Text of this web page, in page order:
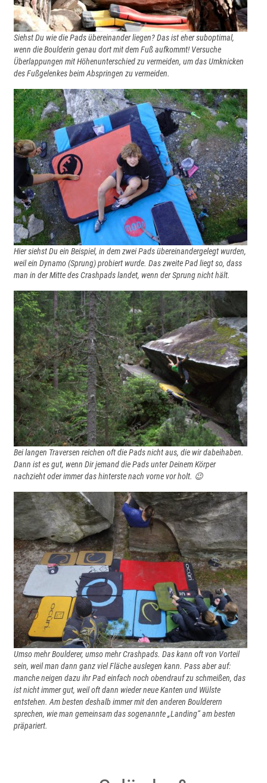
Siehst Du wie die Pads übereinander liegen? Das ist eher suboptimal,
wenn die Boulderin genau dort mit dem Fuß aufkommt! Versuche
Überlappungen mit Höhenunterschied zu vermeiden, um das Umknicken
des Fußgelenkes beim Abspringen zu vermeiden.
Hier siehst Du ein Beispiel, in dem zwei Pads übereinandergelegt wurden,
weil ein Dynamo (Sprung) probiert wurde. Das zweite Pad liegt so, dass
man in der Mitte des Crashpads landet, wenn der Sprung nicht hält.
Bei langen Traversen reichen oft die Pads nicht aus, die wir dabeihaben.
Dann ist es gut, wenn Dir jemand die Pads unter Deinem Körper
nachzieht oder immer das hinterste nach vorne vor holt. 😉
Umso mehr Boulderer, umso mehr Crashpads. Das kann oft von Vorteil
sein, weil man dann ganz viel Fläche auslegen kann. Pass aber auf:
manche neigen dazu ihr Pad einfach noch obendrauf zu schmeißen, das
ist nicht immer gut, weil oft dann wieder neue Kanten und Wülste
entstehen. Am besten deshalb immer mit den anderen Boulderern
sprechen, wie man gemeinsam das sogenannte „Landing“ am besten
präpariert.